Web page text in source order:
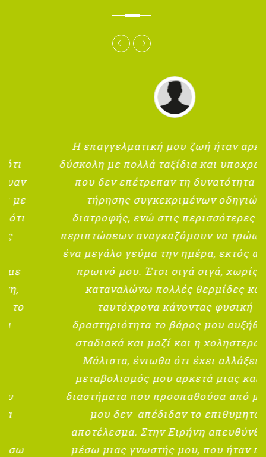
Η επαγγελματική μου ζωή ήταν αρκετά
δύσκολη με πολλά ταξίδια και υποχρεώσεις
που δεν επέτρεπαν τη δυνατότητα της
τήρησης συγκεκριμένων οδηγιών
διατροφής, ενώ στις περισσότερες των
περιπτώσεων αναγκαζόμουν να τρώω μόνο
ένα μεγάλο γεύμα την ημέρα, εκτός από το
πρωινό μου. Έτσι σιγά σιγά, χωρίς να
καταναλώνω πολλές θερμίδες και
ταυτόχρονα κάνοντας φυσική
δραστηριότητα το βάρος μου αυξήθηκε
σταδιακά και μαζί και η χοληστερόλη.
Μάλιστα, ένιωθα ότι έχει αλλάξει ο
μεταβολισμός μου αρκετά μιας και τα
διαστήματα που προσπαθούσα από μόνος
μου δεν απέδιδαν το επιθυμητό
αποτέλεσμα. Στην Ειρήνη απευθύνθηκα
μέσω μιας γνωστής μου, που ήταν πολύ